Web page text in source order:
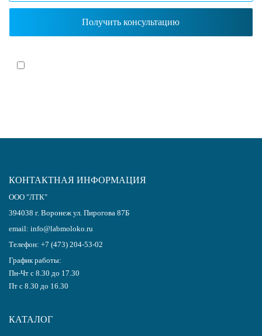
КОНТАКТНАЯ ИНФОРМАЦИЯ
ООО "ЛТК"
394038 г. Воронеж ул. Пирогова 87Б
email: info@labmoloko.ru
Телефон: +7 (473) 204-53-02
График работы:
Пн-Чт с 8.30 до 17.30
Пт с 8.30 до 16.30
КАТАЛОГ